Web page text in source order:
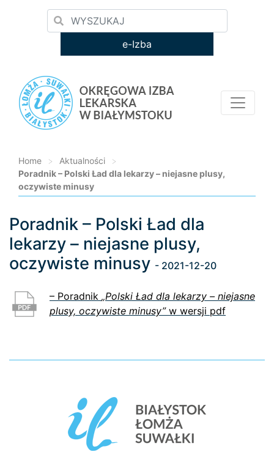
e-Izba
Home > Aktualności
>
Poradnik – Polski Ład dla lekarzy – niejasne plusy,
oczywiste minusy
Loading...
Poradnik – Polski Ład dla
lekarzy – niejasne plusy,
oczywiste minusy - 2021-12-20
– Poradnik „Polski Ład dla lekarzy – niejasne
plusy, oczywiste minusy”w wersji pdf